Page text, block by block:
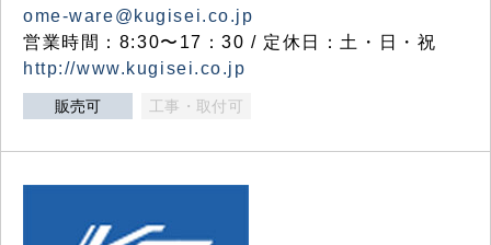
ome-ware@kugisei.co.jp
営業時間：8:30〜17：30 / 定休日：土・日・祝
http://www.kugisei.co.jp
販売可 工事・取付可